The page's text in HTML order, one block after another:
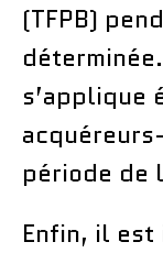
(TFPB)
s’applique
période de
Enfin, il